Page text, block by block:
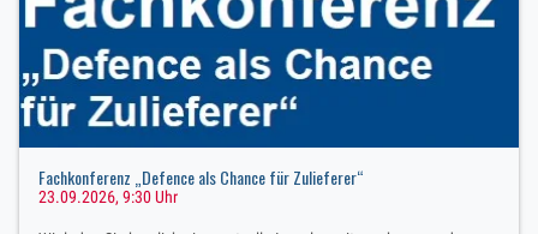
Fachkonferenz „Defence als Chance für Zulieferer“
23.09.2026, 9:30 Uhr